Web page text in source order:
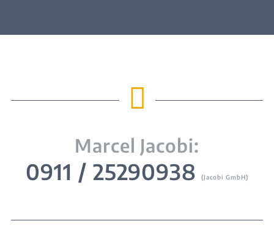

Marcel Jacobi:
0911 / 25290938 (Jacobi GmbH)